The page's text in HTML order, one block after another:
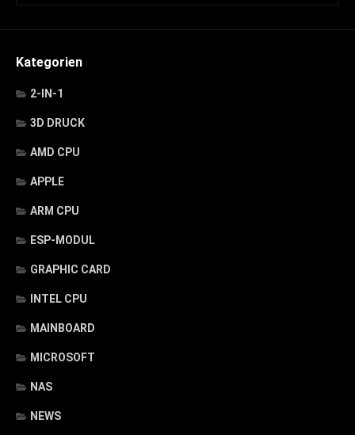
Kategorien
2-IN-1
3D DRUCK
AMD CPU
APPLE
ARM CPU
ESP-MODUL
GRAPHIC CARD
INTEL CPU
MAINBOARD
MICROSOFT
NAS
NEWS